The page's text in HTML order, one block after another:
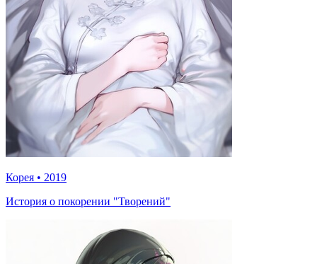
Корея • 2019
История о покорении "Творений"